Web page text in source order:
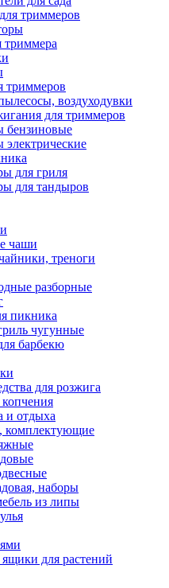
триммеров
триммера
триммеров
воздуходувки
для триммеров
бензиновые
для гриля
для тандыров
чаши
треноги
разборные
пикника
чугунные
барбекю
для розжига
и отдыха
комплектующие
наборы
из липы
для растений